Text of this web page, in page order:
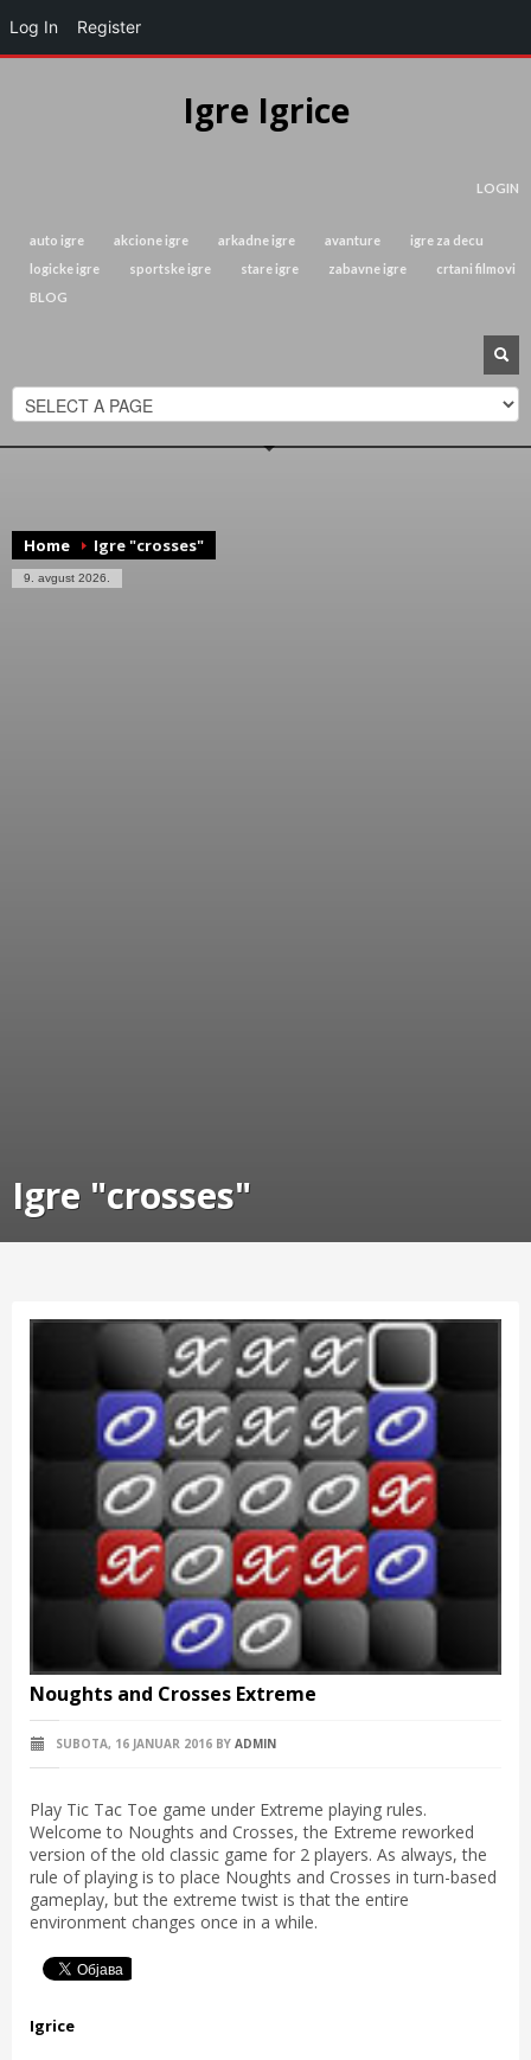
Igre Igrice
LOGIN
auto igre akcione igre arkadne igre avanture
igre za decu
logicke igre
sportske igre stare igre zabavne igre
crtani filmovi
BLOG
Home Igre "crosses"
9. avgust 2026.
Igre "crosses"
Noughts and Crosses Extreme
SUBOTA, 16 JANUAR 2016 BY ADMIN
Play Tic Tac Toe game under Extreme playing rules.
Welcome to Noughts and Crosses, the Extreme reworked
version of the old classic game for 2 players. As always, the
rule of playing is to place Noughts and Crosses in turn-based
gameplay, but the extreme twist is that the entire
environment changes once in a while.
Igrice
Log In Register